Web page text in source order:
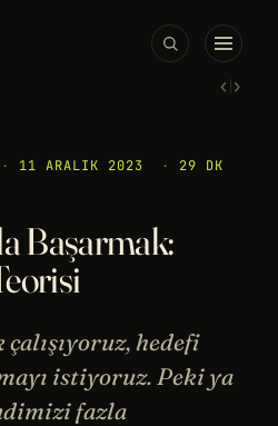
‹›
· 11 ARALIK 2023 ·
29 DK
Başarmak:
hedefi
istiyoruz. Peki ya
fazla